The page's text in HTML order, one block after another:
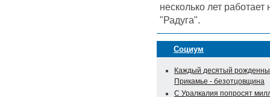
несколько лет
"Радуга".
Социум
Каждый десятый
Прикамье - безотцовщина
С Уралкалия попросят